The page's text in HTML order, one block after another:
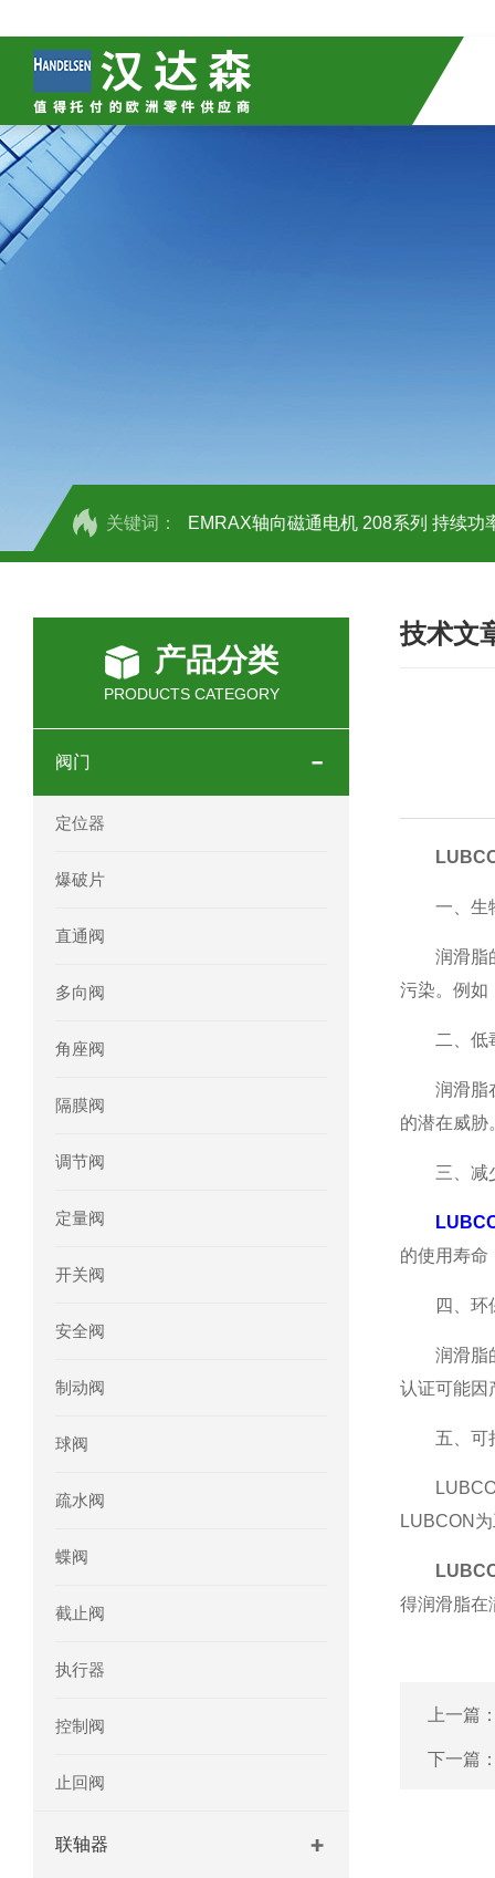
关键词： EMRAX轴向磁通电机 208系列 持续功
OEMER三相同步电机MTES 132SB/2
OEMER三相同步电机MTES 160MA/2
OEMER电机QLS 180M环保农业领域
mini motor电机AM 80P参数特点介绍
mini motor电机AM 66T参数特点介绍
mini motor电机AM 440M3T参数特点介
mini motor电机MC230P3T 20- B参数
Ac-motoren交流电机3RT1026-1AC20
AC-motoren交流电机FCA 132S-4/
AC-MOTOREN电机FCPA 80B-6参数
AC-MOTOREN电机FCPA 71B-2参数
产品分类
PRODUCTS CATEGORY
阀门
定位器
爆破片
直通阀
多向阀
角座阀
隔膜阀
调节阀
定量阀
开关阀
安全阀
制动阀
球阀
疏水阀
蝶阀
截止阀
执行器
控制阀
止回阀
联轴器
技术文
一、生
润滑脂的
污染。例如
二、低
润滑脂在
的潜在威胁
三、减
的使用寿命
四、环
润滑脂的
认证可能因
五、可
LUBCON
LUBCON
得润滑脂在
上一篇
下一篇